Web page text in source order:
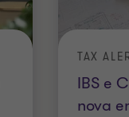
IBS e
nova
TAX